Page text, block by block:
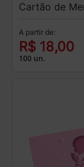
Cartão de
A partir de:
R$ 18,00
100 un.